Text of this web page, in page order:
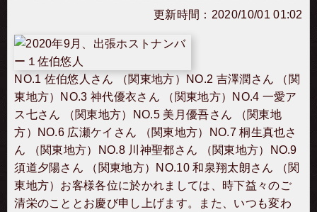
更新時間： 2020/10/01 01:02
NO.1 佐伯悠人さん （関東地方）NO.2 吉澤潤さん （関
東地方）NO.3 神代優衣さん （関東地方）NO.4 一愛ア
ス七さん （関東地方）NO.5 美月優吾さん （関東地
方）NO.6 広瀬ケイさん （関東地方）NO.7 桐生真也さ
ん （関東地方）NO.8 川神聖都さん （関東地方）NO.9
須道夕陽さん （関東地方）NO.10 和泉翔太朗さん （関
東地方）お客様各位に於かれましては、時下益々のご
清栄のこととお慶び申し上げます。また、いつも変わ